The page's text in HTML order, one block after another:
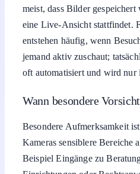
eine Live-Ansicht stattfindet.
entstehen häufig, wenn
jemand aktiv zuschaut;
oft automatisiert und wird nur
Kameras sensiblere Bereiche
Beispiel Eingänge zu
Einrichtungen oder